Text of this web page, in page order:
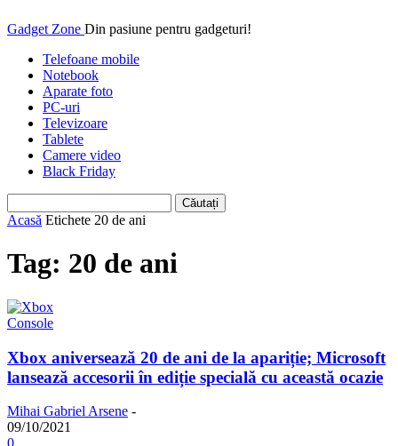
Gadget Zone Din pasiune pentru gadgeturi!
Telefoane mobile
Notebook
Aparate foto
PC-uri
Televizoare
Tablete
Camere video
Black Friday
Acasă Etichete 20 de ani
Tag: 20 de ani
Console
Xbox aniversează 20 de ani de la apariție; Microsoft
lansează accesorii în ediție specială cu această ocazie
Mihai Gabriel Arsene -
09/10/2021